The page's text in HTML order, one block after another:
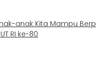
anak Kita Mampu
RI ke-80